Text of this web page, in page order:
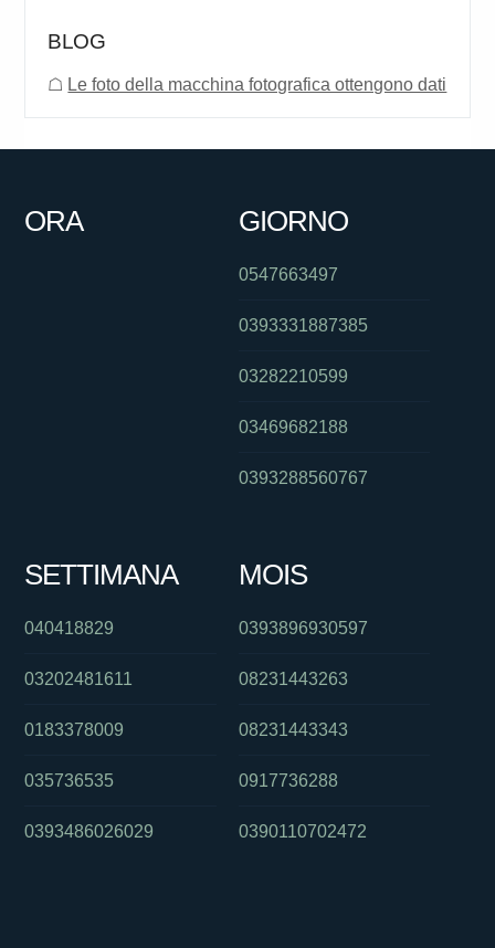
BLOG
☖ Le foto della macchina fotografica ottengono dati
ORA GIORNO
0547663497
0393331887385
03282210599
03469682188
0393288560767
SETTIMANA
040418829
03202481611
0183378009
035736535
0393486026029
MOIS
0393896930597
08231443263
08231443343
0917736288
0390110702472